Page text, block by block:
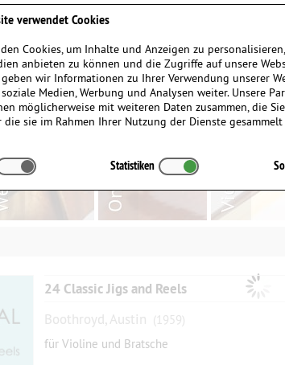
24 Classic Jigs and Reels
Boothroyd, Austin (1959)
für Violine und Bratsche
verwendet Cookies
Cookies, um Inhalte und Anzeigen zu
anbieten zu können und die Zugriffe auf unsere
geben wir Informationen zu Ihrer Verwendung unserer
Medien, Werbung und Analysen weiter. Unsere
möglicherweise mit weiteren Daten zusammen, die
die sie im Rahmen Ihrer Nutzung der Dienste
Statistiken